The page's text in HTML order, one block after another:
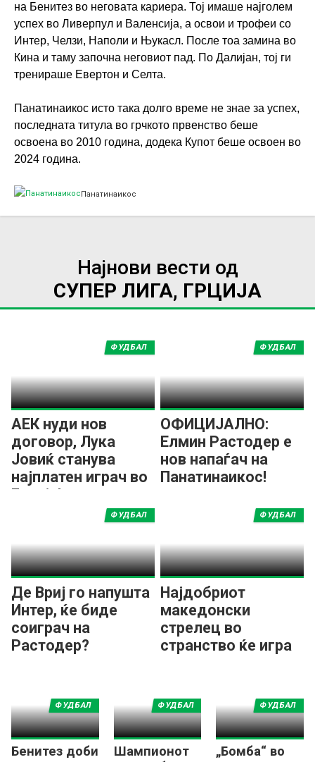
на Бенитез во неговата кариера. Тој имаше најголем
успех во Ливерпул и Валенсија, а освои и трофеи со
Интер, Челзи, Наполи и Њукасл. После тоа замина во
Кина и таму започна неговиот пад. По Далијан, тој ги
тренираше Евертон и Селта.
Панатинаикос исто така долго време не знае за успех,
последната титула во грчкото првенство беше
освоена во 2010 година, додека Купот беше освоен во
2024 година.
Панатинаикос
Најнови вести од
СУПЕР ЛИГА, ГРЦИЈА
АЕК нуди нов
договор, Лука
Јовиќ станува
најплатен играч во
Грција!
ФУДБАЛ
ОФИЦИЈАЛНО:
Елмин Растодер е
нов напаѓач на
Панатинаикос!
ФУДБАЛ
Де Вриј го напушта
Интер, ќе биде
соиграч на
Растодер?
ФУДБАЛ
Најдобриот
македонски
стрелец во
странство ќе игра
ФУДБАЛ
Бенитез доби
ФУДБАЛ
Шампионот
ФУДБАЛ
„Бомба“ во
ФУДБАЛ